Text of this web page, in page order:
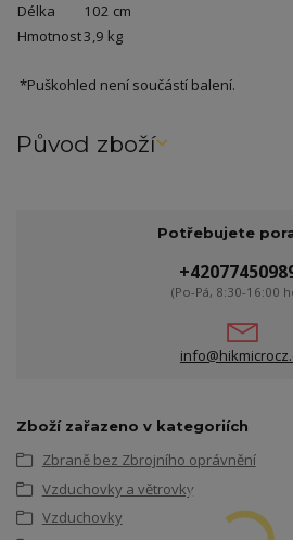
Délka
102 cm
Hmotnost3,9 kg
*Puškohled není součástí balení.
Původ zboží
Potřebujete
(Po-Pá, 8:30-16:00
Zboží zařazeno v kategoriích
Zbraně bez Zbrojního oprávnění
Vzduchovky a větrovky
Vzduchovky